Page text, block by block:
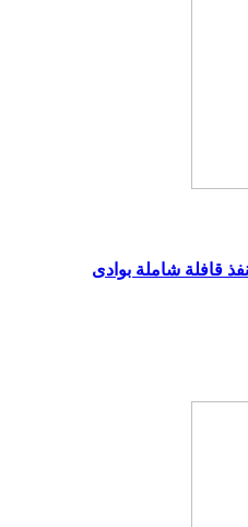
قافلة شاملة بوادى